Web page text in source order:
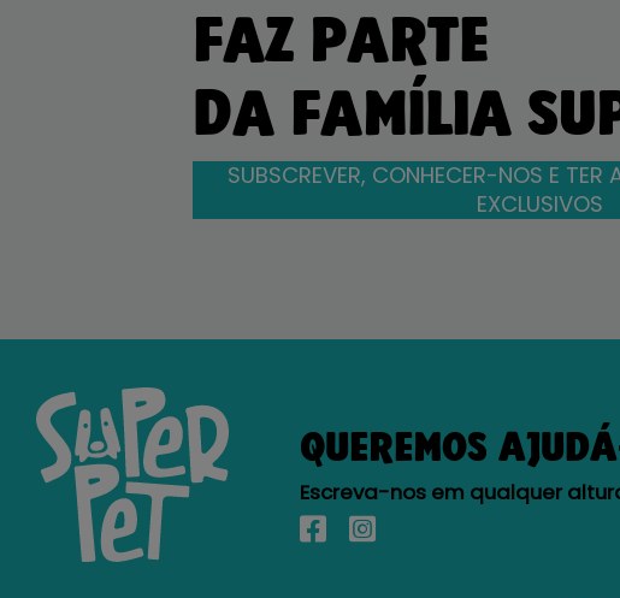
FAZ PARTE
DA FAMÍLIA
SUBSCREVER, CONHECER-NOS E TER
EXCLUSIVOS
QUEREMOS
Escreva-nos em qualquer